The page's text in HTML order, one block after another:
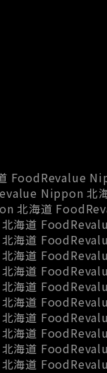
FoodRevalue
Nippon 北
北海道
海道
海道
海道
海道
海道
海道
海道
海道
海道
海道